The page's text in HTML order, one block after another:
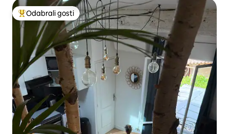
Među najviše rangiranima s oznakom „Odabrali gosti”
Odabrali gosti